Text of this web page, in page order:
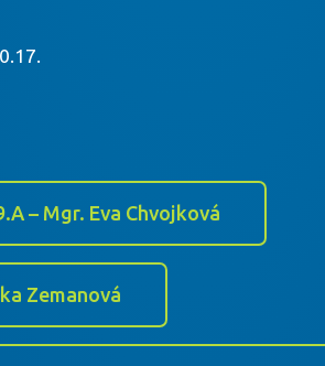
– Mgr. Eva Chvojková
Zemanová